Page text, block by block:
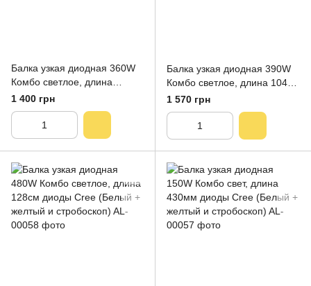
Балка узкая диодная 360W
Комбо светлое, длина
970мм диоды Cree (Белый +
желтый и стробоскоп)
1 400 грн
Балка узкая диодная 390W
Комбо светлое, длина 104см
диоды Cree (Белый +
желтый и стробоскоп)
1 570 грн